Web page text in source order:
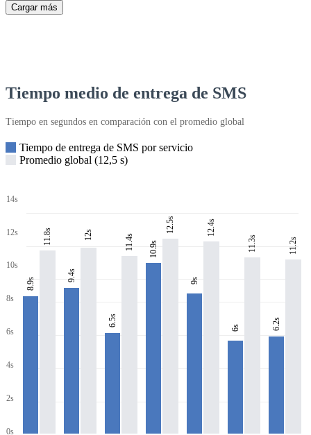
Cargar más
Tiempo medio de entrega de SMS
Tiempo en segundos en comparación con el promedio global
Tiempo de entrega de SMS por servicio
Promedio global (12,5 s)
14s
12s
10s
8s
6s
4s
2s
0s
8.9s
11.8s
9.4s
12s
6.5s
11.4s 10.9s
12.5s
9s
12.4s
6s
11.3s
6.2s
11.2s